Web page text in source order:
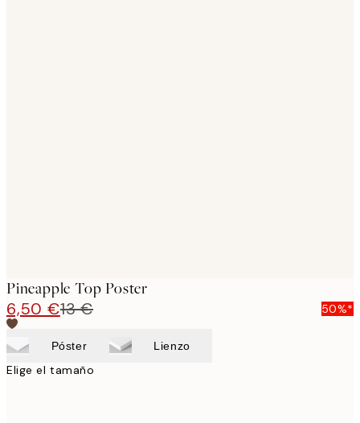
Pineapple Top Poster
6,50 €13 € 50%*
Póster Lienzo
Elige el tamaño